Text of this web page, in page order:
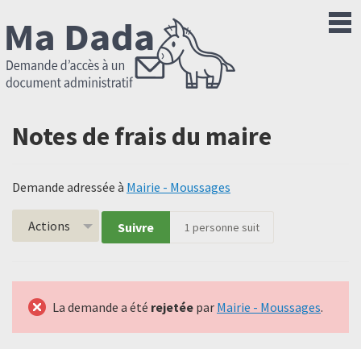
Notes de frais du maire
Demande adressée à Mairie - Moussages
Actions Suivre 1 personne suit
La demande a été rejetée par Mairie - Moussages.